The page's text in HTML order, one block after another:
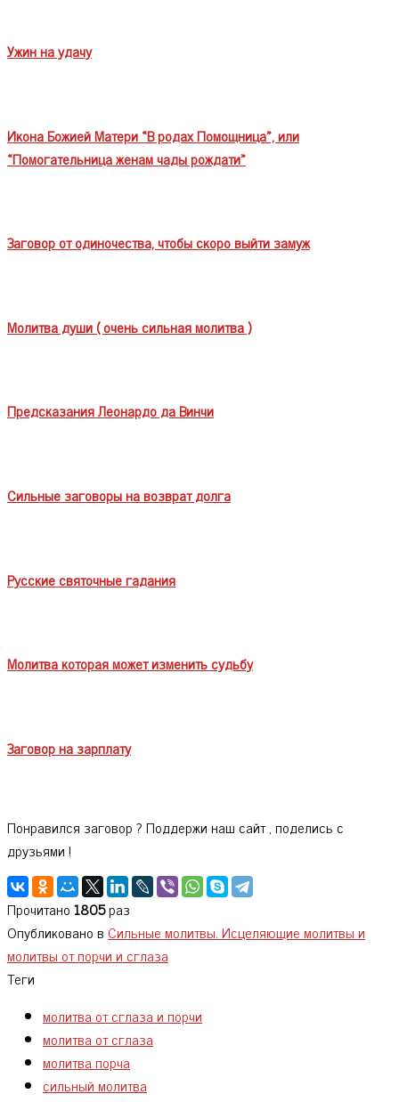
Ужин на удачу
Икона Божией Матери «В родах Помощница», или
«Помогательница женам чады рождати»
Заговор от одиночества, чтобы скоро выйти замуж
Молитва души ( очень сильная молитва )
Предсказания Леонардо да Винчи
Сильные заговоры на возврат долга
Русские святочные гадания
Молитва которая может изменить судьбу
Заговор на зарплату
Понравился заговор ? Поддержи наш сайт , поделись с
друзьями !
Прочитано1805раз
Опубликовано в Сильные молитвы. Исцеляющие молитвы и
молитвы от порчи и сглаза
Теги
молитва от сглаза и порчи
молитва от сглаза
молитва порча
сильный молитва